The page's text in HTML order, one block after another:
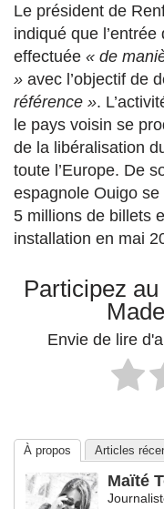
Le président de
indiqué que
effectuée « de
» avec l’objectif de
référence ».
le pays voisin se
de la libéralisation
toute l’Europe. De
espagnole Ouigo se
5 millions de billets
installation en mai
Participez
Envie de lire
À propos Articles
Maïté